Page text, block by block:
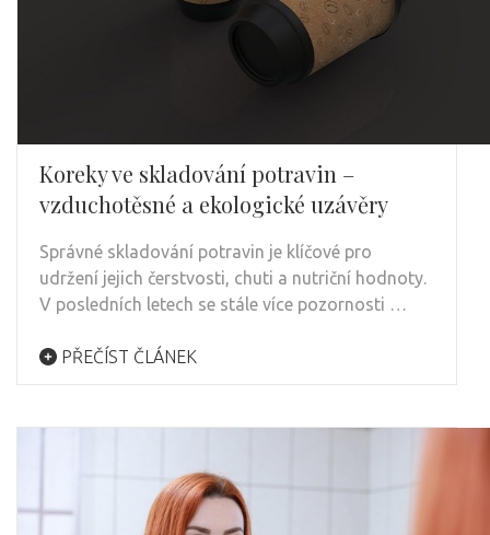
Koreky ve skladování potravin –
vzduchotěsné a ekologické uzávěry
Správné skladování potravin je klíčové pro
udržení jejich čerstvosti, chuti a nutriční hodnoty.
V posledních letech se stále více pozornosti …
PŘEČÍST ČLÁNEK